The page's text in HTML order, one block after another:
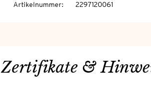
Artikelnummer: 2297120061
Zertifikate &